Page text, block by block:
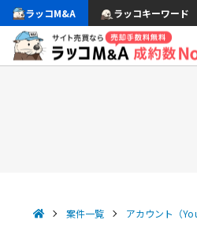
ラッコM&A ラッコキーワード
案件一覧 アカウント（